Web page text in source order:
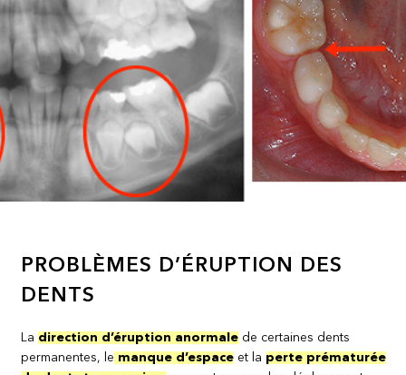
PROBLÈMES D’ÉRUPTION DES
DENTS
La direction d’éruption anormale de certaines dents
permanentes, le manque d’espace et la perte prématurée